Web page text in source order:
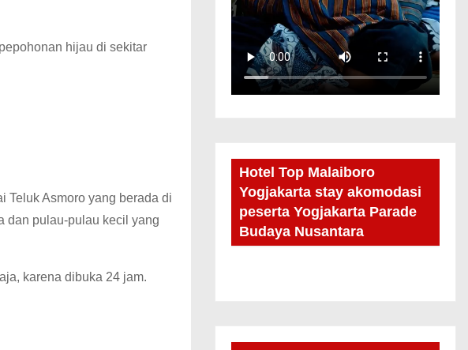
hijau di sekitar
Teluk Asmoro yang berada di
dan pulau-pulau kecil yang
karena dibuka 24 jam.
Hotel Top Malaiboro
Yogjakarta stay akomodasi
peserta Yogjakarta Parade
Budaya Nusantara